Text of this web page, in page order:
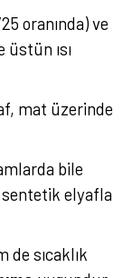
oranında) ve
üstün ısı
mat üzerinde
bile
sentetik elyafla
sıcaklık